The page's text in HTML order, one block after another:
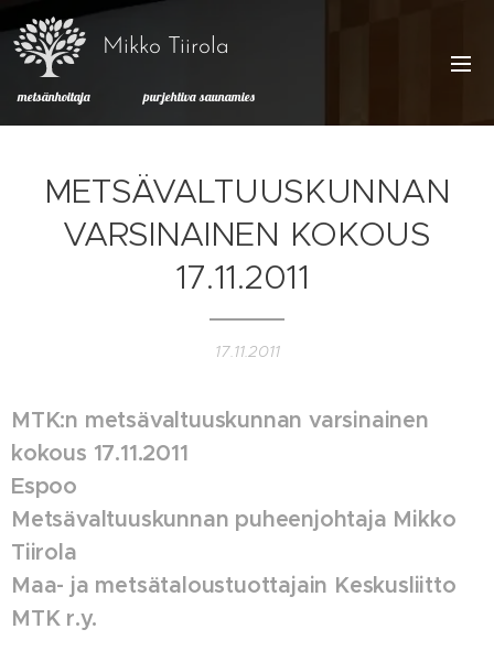
Mikko Tiirola
metsänhoitaja purjehtiva saunamies
METSÄVALTUUSKUNNAN
VARSINAINEN KOKOUS
17.11.2011
17.11.2011
MTK:n metsävaltuuskunnan varsinainen
kokous 17.11.2011
Espoo
Metsävaltuuskunnan puheenjohtaja Mikko
Tiirola
Maa- ja metsätaloustuottajain Keskusliitto
MTK r.y.